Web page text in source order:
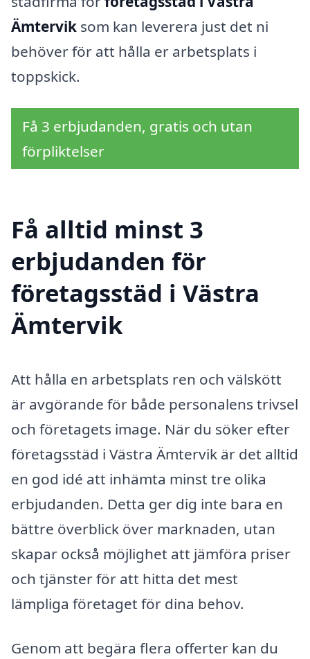
Ämtervik som kan leverera just det ni
behöver för att hålla er arbetsplats i
toppskick.
Få 3 erbjudanden, gratis och utan
förpliktelser
Få alltid minst 3
erbjudanden för
företagsstäd i Västra
Ämtervik
Att hålla en arbetsplats ren och välskött
är avgörande för både personalens trivsel
och företagets image. När du söker efter
företagsstäd i Västra Ämtervik är det alltid
en god idé att inhämta minst tre olika
erbjudanden. Detta ger dig inte bara en
bättre överblick över marknaden, utan
skapar också möjlighet att jämföra priser
och tjänster för att hitta det mest
lämpliga företaget för dina behov.
Genom att begära flera offerter kan du